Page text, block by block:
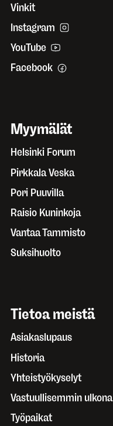
Vinkit
Instagram
YouTube
Facebook
Myymälät
Helsinki Forum
Pirkkala Veska
Pori Puuvilla
Raisio Kuninkoja
Vantaa Tammisto
Suksihuolto
Tietoa meistä
Asiakaslupaus
Historia
Yhteistyökyselyt
Vastuullisemmin ulkona
Työpaikat